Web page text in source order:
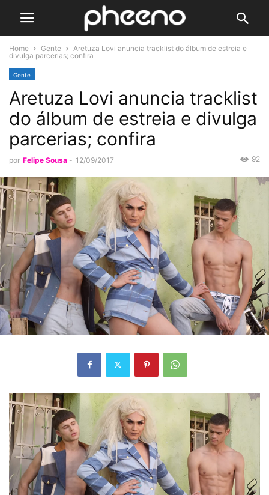
Home Gente
Aretuza Lovi anuncia tracklist do álbum de estreia e
divulga parcerias; confira
Gente
Aretuza Lovi anuncia tracklist
do álbum de estreia e divulga
parcerias; confira
por Felipe Sousa - 12/09/2017 92